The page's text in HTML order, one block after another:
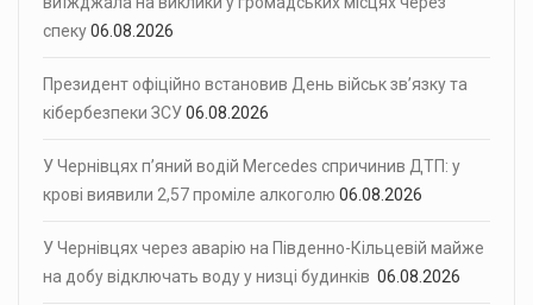
спеку06.08.2026
Президент офіційно встановив День військ зв’язку та
кібербезпеки ЗСУ06.08.2026
У Чернівцях п’яний водій Mercedes спричинив ДТП: у
крові виявили 2,57 проміле алкоголю 06.08.2026
У Чернівцях через аварію на Південно-Кільцевій майже
на добу відключать воду у низці будинків 06.08.2026